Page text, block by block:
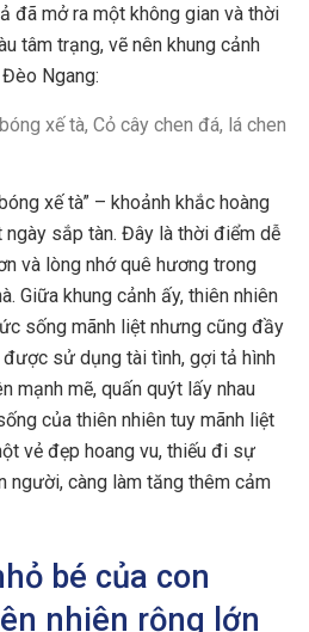
đã mở ra một không gian và thời
tâm trạng, vẽ nên khung cảnh
Ngang:
xế tà, Cỏ cây chen đá, lá chen
xế tà” – khoảnh khắc hoàng
ngày sắp tàn. Đây là thời điểm dễ
và lòng nhớ quê hương trong
Giữa khung cảnh ấy, thiên nhiên
sống mãnh liệt nhưng cũng đầy
được sử dụng tài tình, gợi tả hình
mạnh mẽ, quấn quýt lấy nhau
của thiên nhiên tuy mãnh liệt
vẻ đẹp hoang vu, thiếu đi sự
người, càng làm tăng thêm cảm
bé của con
nhiên rộng lớn